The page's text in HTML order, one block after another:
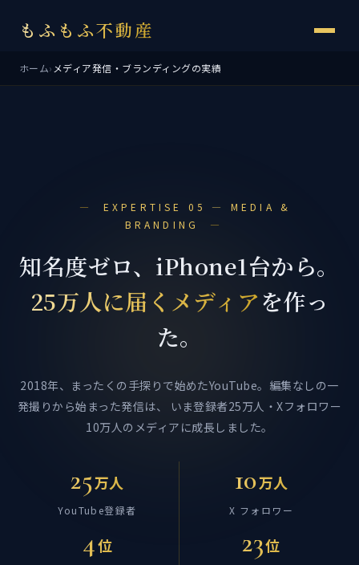
もふもふ不動産
ホーム› メディア発信・ブランディングの実績
EXPERTISE 05 — MEDIA &
BRANDING
知名度ゼロ、iPhone1台から。
25万人に届くメディアを作っ
た。
2018年、まったくの手探りで始めたYouTube。編集なしの一
発撮りから始まった発信は、
いま登録者25万人・Xフォロワー
10万人のメディアに成長しました。
25万人
YouTube登録者
10万人
X フォロワー
4位 23位